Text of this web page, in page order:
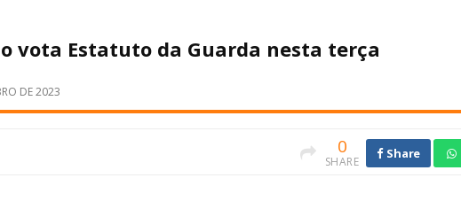
vota Estatuto da Guarda nesta terça
DE 2023
0
SHARE
Share